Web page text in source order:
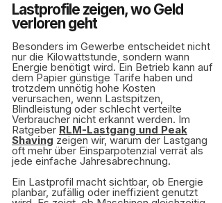
Lastprofile zeigen, wo Geld
verloren geht
Besonders im Gewerbe entscheidet nicht
nur die Kilowattstunde, sondern wann
Energie benötigt wird. Ein Betrieb kann auf
dem Papier günstige Tarife haben und
trotzdem unnötig hohe Kosten
verursachen, wenn Lastspitzen,
Blindleistung oder schlecht verteilte
Verbraucher nicht erkannt werden. Im
Ratgeber RLM-Lastgang und Peak
Shaving zeigen wir, warum der Lastgang
oft mehr über Einsparpotenzial verrät als
jede einfache Jahresabrechnung.
Ein Lastprofil macht sichtbar, ob Energie
planbar, zufällig oder ineffizient genutzt